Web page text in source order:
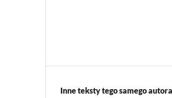
Inne teksty tego samego autora